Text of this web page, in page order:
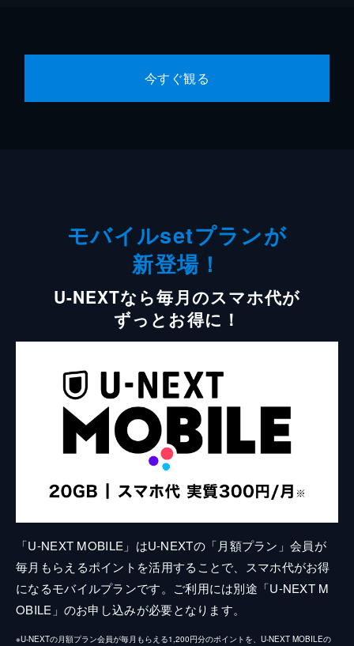
今すぐ観る
モバイルsetプランが
新登場！
U-NEXTなら毎月のスマホ代が
ずっとお得に！
「U-NEXT MOBILE」はU-NEXTの「月額プラン」会員が
毎月もらえるポイントを活用することで、スマホ代がお得
になるモバイルプランです。ご利用には別途「U-NEXT M
OBILE」のお申し込みが必要となります。
※U-NEXTの月額プラン会員が毎月もらえる1,200円分のポイントを、U-NEXT MOBILEの